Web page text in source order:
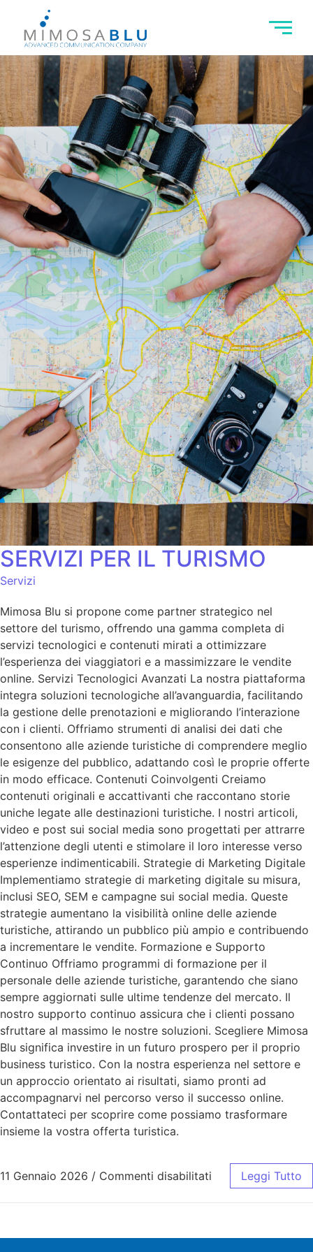
SERVIZI PER IL TURISMO
Servizi
Mimosa Blu si propone come partner strategico nel
settore del turismo, offrendo una gamma completa di
servizi tecnologici e contenuti mirati a ottimizzare
l’esperienza dei viaggiatori e a massimizzare le vendite
online. Servizi Tecnologici Avanzati La nostra piattaforma
integra soluzioni tecnologiche all’avanguardia, facilitando
la gestione delle prenotazioni e migliorando l’interazione
con i clienti. Offriamo strumenti di analisi dei dati che
consentono alle aziende turistiche di comprendere meglio
le esigenze del pubblico, adattando così le proprie offerte
in modo efficace. Contenuti Coinvolgenti Creiamo
contenuti originali e accattivanti che raccontano storie
uniche legate alle destinazioni turistiche. I nostri articoli,
video e post sui social media sono progettati per attrarre
l’attenzione degli utenti e stimolare il loro interesse verso
esperienze indimenticabili. Strategie di Marketing Digitale
Implementiamo strategie di marketing digitale su misura,
inclusi SEO, SEM e campagne sui social media. Queste
strategie aumentano la visibilità online delle aziende
turistiche, attirando un pubblico più ampio e contribuendo
a incrementare le vendite. Formazione e Supporto
Continuo Offriamo programmi di formazione per il
personale delle aziende turistiche, garantendo che siano
sempre aggiornati sulle ultime tendenze del mercato. Il
nostro supporto continuo assicura che i clienti possano
sfruttare al massimo le nostre soluzioni. Scegliere Mimosa
Blu significa investire in un futuro prospero per il proprio
business turistico. Con la nostra esperienza nel settore e
un approccio orientato ai risultati, siamo pronti ad
accompagnarvi nel percorso verso il successo online.
Contattateci per scoprire come possiamo trasformare
insieme la vostra offerta turistica.
11 Gennaio 2026 / Commenti disabilitati Leggi Tutto